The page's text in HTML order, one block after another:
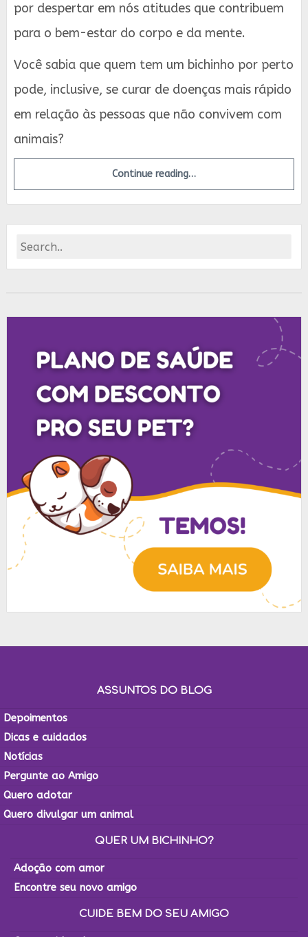
por despertar em nós atitudes que contribuem
para o bem-estar do corpo e da mente.
Você sabia que quem tem um bichinho por perto
pode, inclusive, se curar de doenças mais rápido
em relação às pessoas que não convivem com
animais?
Continue reading…
ASSUNTOS DO BLOG
Depoimentos
Dicas e cuidados
Notícias
Pergunte ao Amigo
Quero adotar
Quero divulgar um animal
QUER UM BICHINHO?
Adoção com amor
Encontre seu novo amigo
CUIDE BEM DO SEU AMIGO